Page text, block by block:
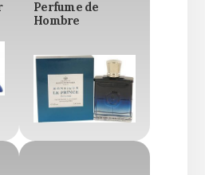
Perfume de
Hombre